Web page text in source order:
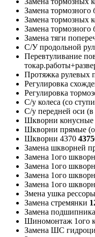
Замена тормозного
Замена тормозных
Замена тормозного
Замена тяги
С/У продольной
Перевтуливание
Протяжка рулевых
Регулировка
Регулировка
С/у колеса (со
С/у передней оси (в
Шкворни
Шкворни прямые
Шкворни 4370
Замена шкворней
Замена 1ого
Замена 1ого
Замена 1ого
Замена 1ого
Змена ушка рессоры
Замена стремянки
Замена
Шиномонтаж 1ого
Замена ШС